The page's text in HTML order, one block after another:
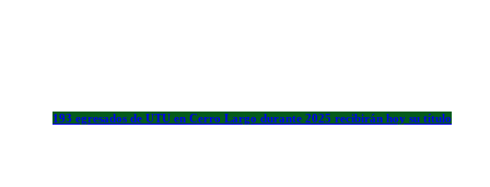
193 egresados de UTU en Cerro Largo durante 2025 recibirán hoy su título